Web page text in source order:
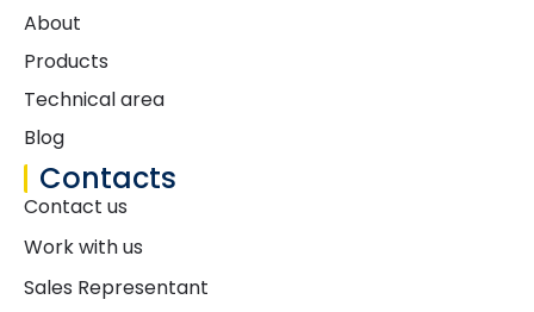
About
Products
Technical area
Blog
Contacts
Contact us
Work with us
Sales Representant